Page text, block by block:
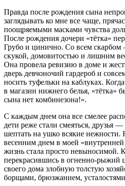
Правда после рождения сына
заглядывать ко мне все чаще,
поощряемыми масками чувства
После рождения дочери «тётка»
Грубо и цинично. Со всем скарбом
скукой, домовитостью и лишним
Она провела ревизию в доме и
дверь девчоночий гардероб и
носить туфельки на каблуках.
в магазин нижнего белья, «тётка»
сына нет комбинезона!».
С каждым днем она все смелее
дети реже стали смеяться, друзья
шептать на ушко всякие
весенним днем в моей «внутренней
жизнь стала просто невыносимой.
перекрасившись в огненно-рыжий
своего дома злобную толстую
борщами, брюзжанием,